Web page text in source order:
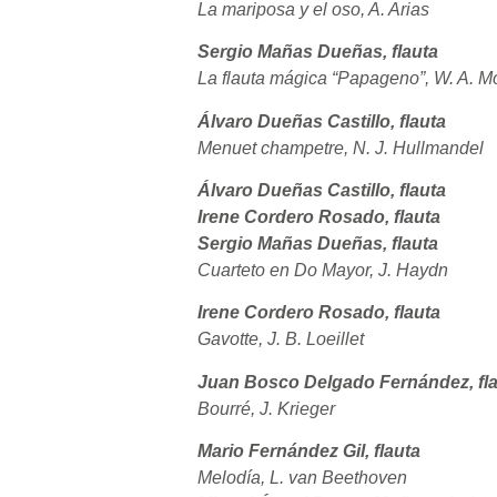
La mariposa y el oso, A. Arias
Sergio Mañas Dueñas, flauta
La flauta mágica “Papageno”, W. A.
Álvaro Dueñas Castillo, flauta
Menuet champetre, N. J. Hullmandel
Álvaro Dueñas Castillo, flauta
Irene Cordero Rosado, flauta
Sergio Mañas Dueñas, flauta
Cuarteto en Do Mayor, J. Haydn
Irene Cordero Rosado, flauta
Gavotte, J. B. Loeillet
Juan Bosco Delgado Fernández,
Bourré, J. Krieger
Mario Fernández Gil, flauta
Melodía, L. van Beethoven